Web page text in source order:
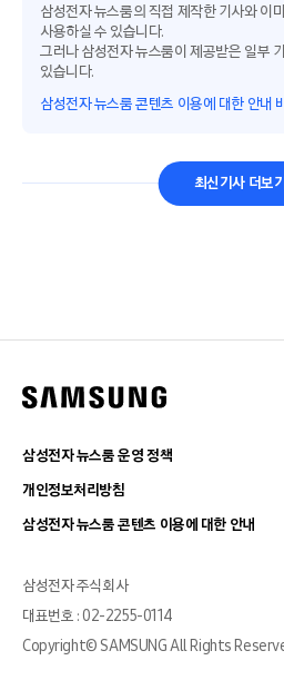
삼성전자 뉴스룸의 직접 제작한 기사와 이
사용하실 수 있습니다.
그러나 삼성전자 뉴스룸이 제공받은 일부
있습니다.
삼성전자 뉴스룸 콘텐츠 이용에 대한 안내
최신기사 더보기
삼성전자 뉴스룸 운영 정책
개인정보처리방침
삼성전자 뉴스룸 콘텐츠 이용에 대한 안내
삼성전자 주식회사
대표번호 : 02-2255-0114
Copyright© SAMSUNG All Rights